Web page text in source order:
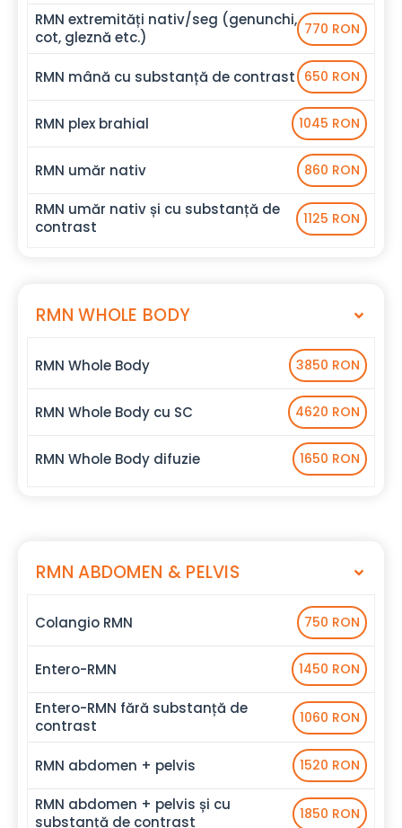
RMN extremități nativ/seg (genunchi,
cot, gleznă etc.)
770 RON
RMN mână cu substanță de contrast 650 RON
RMN plex brahial 1045 RON
RMN umăr nativ 860 RON
RMN umăr nativ și cu substanță de
contrast
1125 RON
RMN WHOLE BODY
RMN Whole Body 3850 RON
RMN Whole Body cu SC 4620 RON
RMN Whole Body difuzie 1650 RON
RMN ABDOMEN & PELVIS
Colangio RMN 750 RON
Entero-RMN 1450 RON
Entero-RMN fără substanță de
contrast
1060 RON
RMN abdomen + pelvis 1520 RON
RMN abdomen + pelvis și cu
substanță de contrast
1850 RON